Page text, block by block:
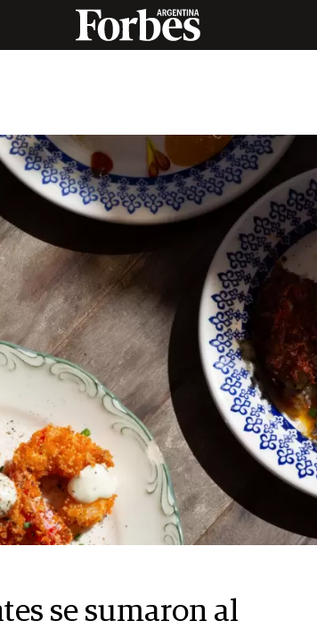
se sumaron al